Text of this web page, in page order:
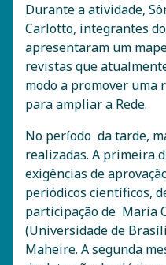
Durante a atividade,
Carlotto, integrantes
apresentaram um
revistas que
modo a promover uma
para ampliar a Rede.
No período da tarde,
realizadas. A primeira
exigências de
periódicos científicos,
participação de Maria
(Universidade de
Maheire. A segunda